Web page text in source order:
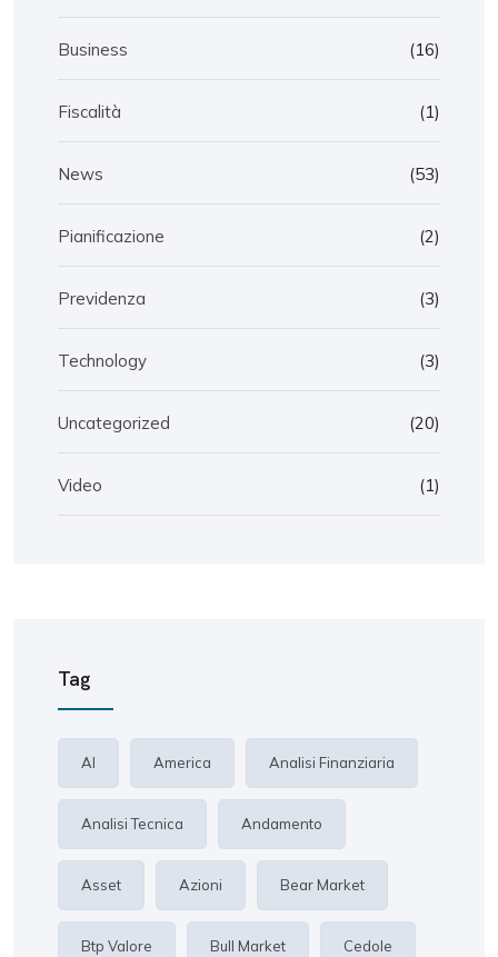
Business (16)
Fiscalità (1)
News (53)
Pianificazione (2)
Previdenza (3)
Technology (3)
Uncategorized (20)
Video (1)
Tag
AI America Analisi Finanziaria
Analisi Tecnica Andamento
Asset Azioni Bear Market
Btp Valore Bull Market Cedole